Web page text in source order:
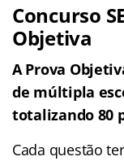
Concurso
Objetiva
A Prova
de múltipla
totalizando 80
Cada questão